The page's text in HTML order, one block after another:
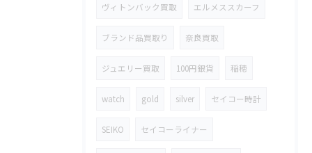
ヴィトンバック買取 エルメススカーフ
ブランド品買取り 奈良買取
ジュエリー買取 100円銀貨 稲穂
watch gold silver セイコー時計
SEIKO セイコーライナー